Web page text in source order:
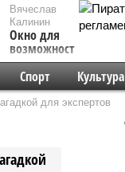
Вячеслав
Калинин
Окно для
возможностей
Спорт Культура
для экспертов